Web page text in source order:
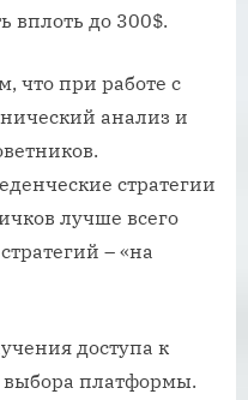
вплоть до 300$.
что при работе с
анализ и
стратегии
лучше всего
– «на
доступа к
платформы.